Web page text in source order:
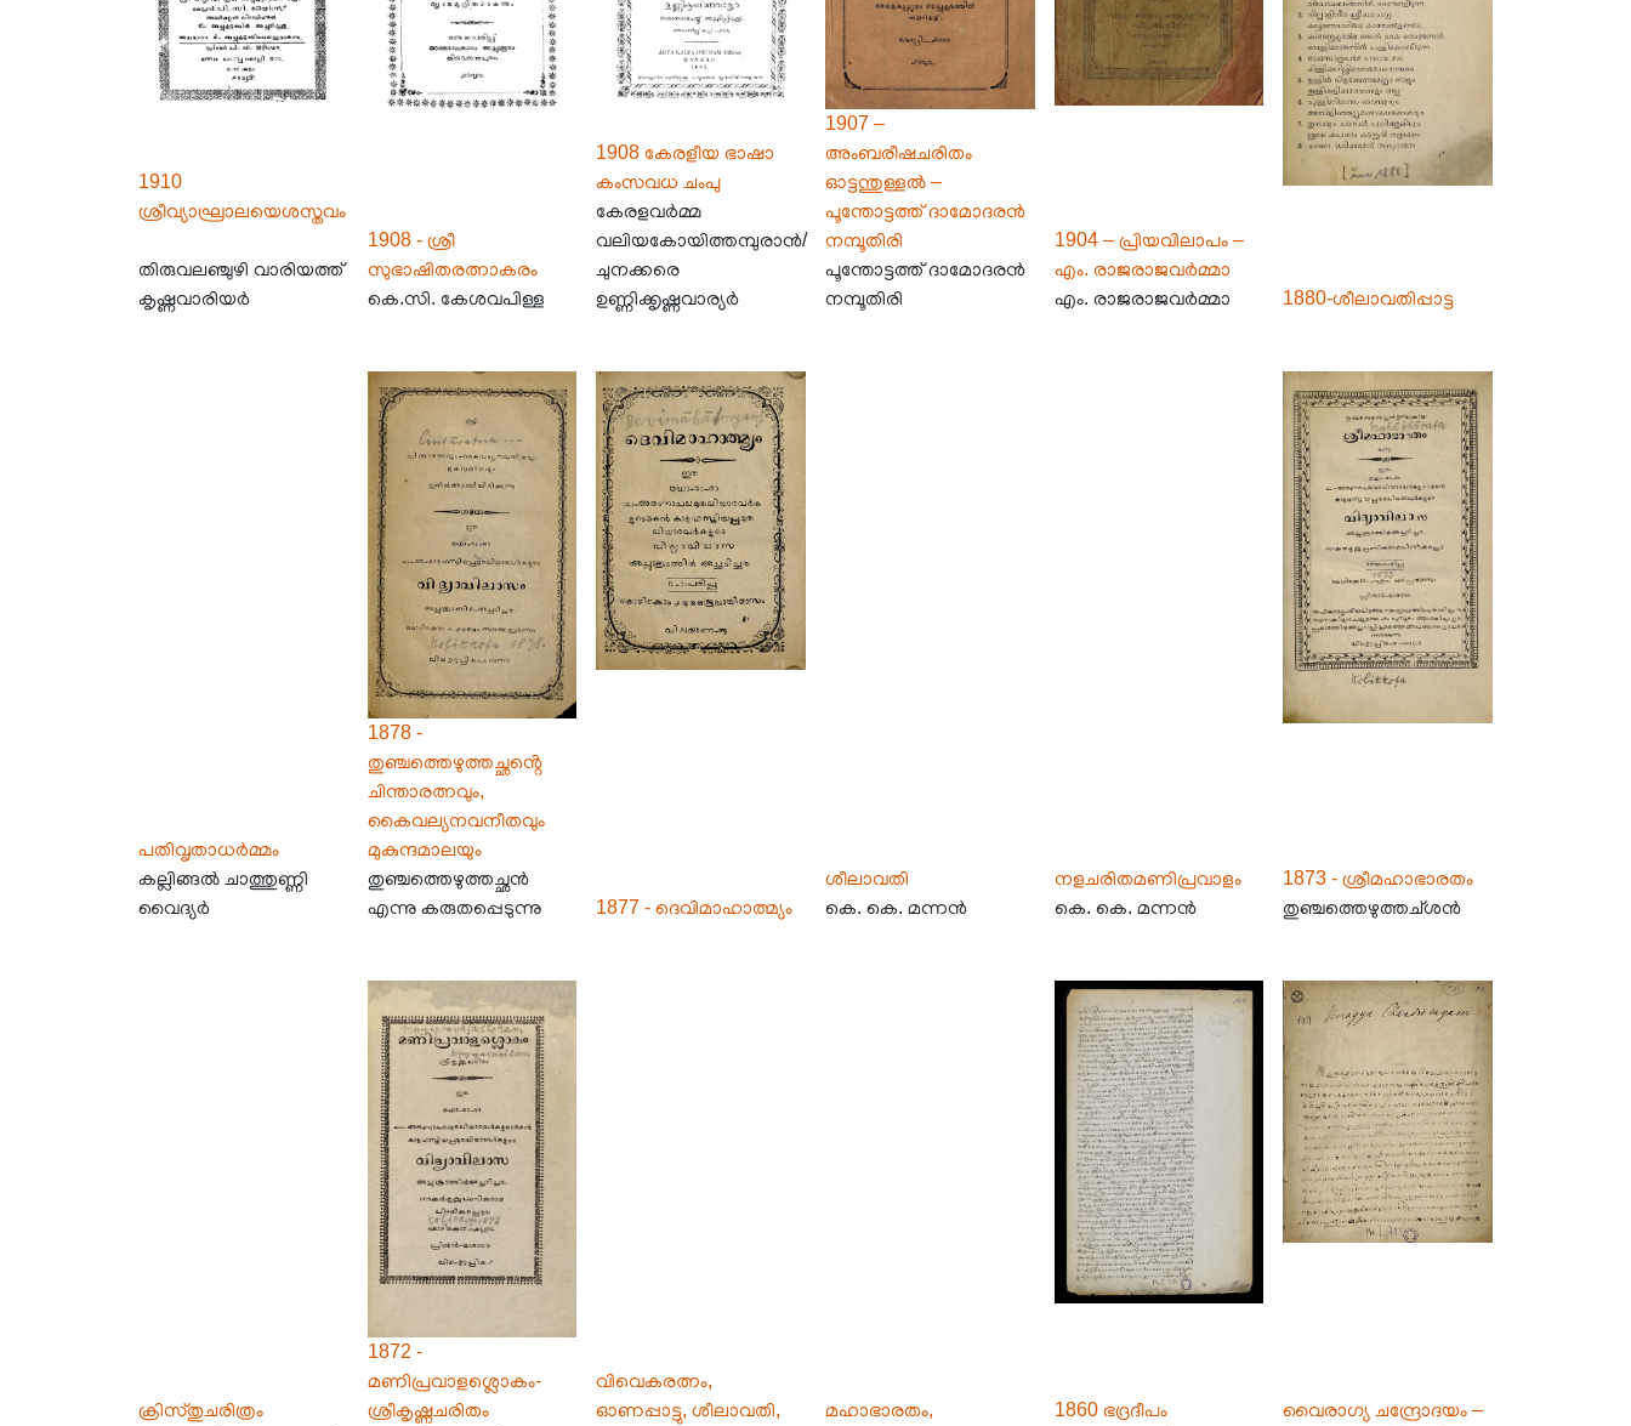
1910
ശ്രീവ്യാഘ്രാലയെശസ്തവം
തിരുവലഞ്ചുഴി വാരിയത്ത്
കൃഷ്ണവാരിയർ
1908 - ശ്രീ
സുഭാഷിതരത്നാകരം
കെ.സി. കേശവപിള്ള
1908 കേരളീയ ഭാഷാ
കംസവധ ചം‌പു
കേരളവർമ്മ
വലിയകോയിത്തമ്പുരാൻ/
ചുനക്കരെ
ഉണ്ണിക്കൃഷ്ണവാര്യർ
1907 –
അംബരീഷചരിതം
ഓട്ടന്തുള്ളൽ –
പൂന്തോട്ടത്ത് ദാമോദരൻ
നമ്പൂതിരി
പൂന്തോട്ടത്ത് ദാമോദരൻ
നമ്പൂതിരി
1904 – പ്രിയവിലാപം –
എം. രാജരാജവർമ്മാ
എം. രാജരാജവർമ്മാ
1880-ശീലാവതിപ്പാട്ട
പതിവൃതാധർമ്മം
കല്ലിങ്ങൽ ചാത്തുണ്ണി
വൈദ്യർ
1878 -
തുഞ്ചത്തെഴുത്തച്ഛൻ്റെ
ചിന്താരത്നവും,
കൈവല്യനവനീതവും
മുകുന്ദമാലയും
തുഞ്ചത്തെഴുത്തച്ഛൻ
എന്നു കരുതപ്പെടുന്നു
1877 - ദെവിമാഹാത്മ്യം
ശീലാവതി
കെ. കെ. മന്നൻ
നളചരിതമണിപ്രവാളം
കെ. കെ. മന്നൻ
1873 - ശ്രീമഹാഭാരതം
തുഞ്ചത്തെഴുത്തച്ശൻ
ക്രിസ്തുചരിത്രം
1872 -
മണിപ്രവാളശ്ലൊകം-
ശ്രീകൃഷ്ണചരിതം
വിവെകരത്നം,
ഓണപ്പാട്ടു, ശീലാവതി,
മഹാഭാരതം,
1860 ഭദ്രദീപം
വൈരാഗ്യ ചന്ദ്രോദയം –